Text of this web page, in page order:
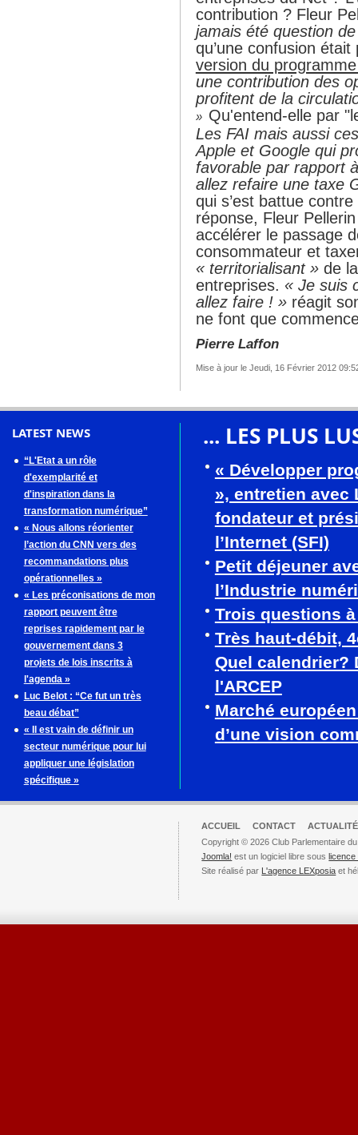
contribution ? Fleur
jamais été question
qu’une confusion
version du
une contribution des
profitent de la
» Qu'entend-elle par
Les FAI mais aussi
Apple et Google qui
favorable par rapport
allez refaire une taxe
qui s’est battue
réponse, Fleur
accélérer le passage
consommateur et
« territorialisant »de la
entreprises. « Je suis
allez faire ! » réagit
ne font que
Pierre Laffon
Mise à jour le Jeudi, 16 Février 2012
LATEST NEWS
“L'Etat a un rôle
d'exemplarité et
d'inspiration dans la
transformation numérique”
« Nous allons réorienter
l’action du CNN vers des
recommandations plus
opérationnelles »
« Les préconisations de mon
rapport peuvent être
reprises rapidement par le
gouvernement dans 3
projets de lois inscrits à
l'agenda »
Luc Belot : “Ce fut un très
beau débat”
« Il est vain de définir un
secteur numérique pour lui
appliquer une législation
spécifique »
... LES PLUS
« Développer
», entretien avec
fondateur et
l’Internet (SFI)
Petit déjeuner
l’Industrie
Trois questions
Très haut-débit,
Quel calendrier?
l'ARCEP
Marché
d’une vision
ACCUEIL CONTACT
Copyright © 2026 Club Parlementaire
Joomla! est un logiciel libre souslicence
Site réalisé par L'agence LEXposia et